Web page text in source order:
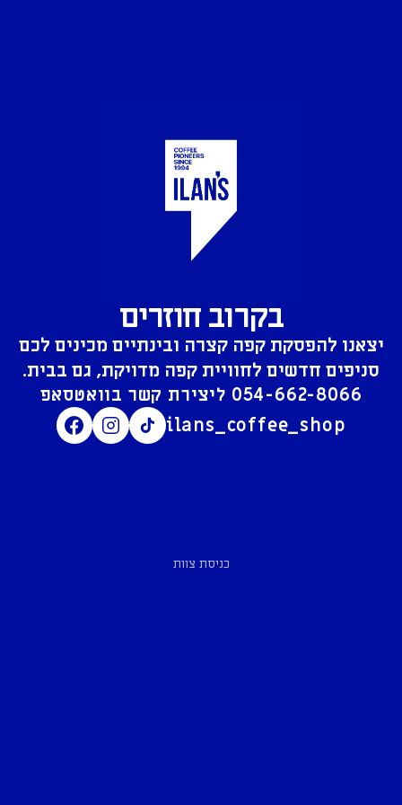
בקרוב חוזרים
יצאנו להפסקת קפה קצרה ובינתיים מכינים לכם
סניפים חדשים לחוויית קפה מדויקת, גם בבית.
054-662-8066
ilans_coffee_shop
כניסת צוות